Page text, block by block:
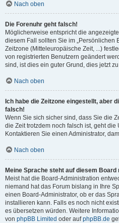
Nach oben
Die Forenuhr geht falsch!
Möglicherweise entspricht die
diesem Fall sollten Sie im „Persönlichen
Zeitzone (Mitteleuropäische Zeit, ...)
von registrierten Benutzern geändert
sind, ist dies ein guter Grund, dies jetzt
Nach oben
Ich habe die Zeitzone eingestellt, aber
falsch!
Wenn Sie sich sicher sind, dass Sie die
die Zeit trotzdem noch falsch ist, geht
Kontaktieren Sie einen Administrator,
Nach oben
Meine Sprache steht auf diesem Board
Meist hat die Board-Administration
niemand hat das Forum bislang in Ihre
einen Board-Administrator, ob er das
installieren kann. Falls es noch nicht
es übersetzen würden. Weitere
von phpBB Limited oder aufphpBB.de